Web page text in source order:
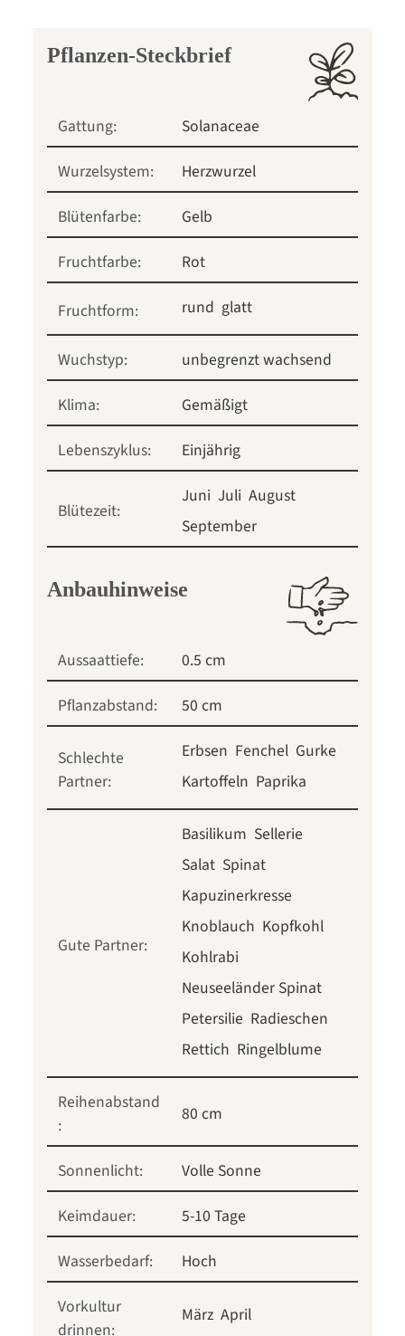
Pflanzen-Steckbrief
Gattung:
Solanaceae
Wurzelsystem:
Herzwurzel
Blütenfarbe:
Gelb
Fruchtfarbe:
Rot
Fruchtform: rund glatt
Wuchstyp:
unbegrenzt wachsend
Klima:
Gemäßigt
Lebenszyklus:
Einjährig
Blütezeit:
Juni Juli August
September
Anbauhinweise
Aussaattiefe:
0.5 cm
Pflanzabstand:
50 cm
Schlechte
Partner:
Erbsen Fenchel Gurke
Kartoffeln Paprika
Gute Partner:
Basilikum Sellerie
Salat Spinat
Kapuzinerkresse
Knoblauch Kopfkohl
Kohlrabi
Neuseeländer Spinat
Petersilie Radieschen
Rettich Ringelblume
Reihenabstand
:
80 cm
Sonnenlicht:
Volle Sonne
Keimdauer:
5-10 Tage
Wasserbedarf:
Hoch
Vorkultur
drinnen:
März April